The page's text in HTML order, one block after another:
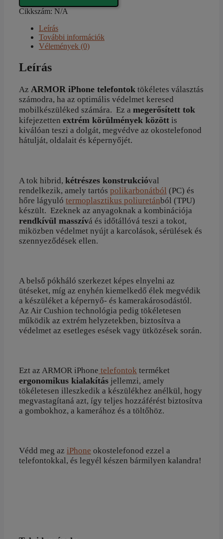
Plus
mennyiség
Cikkszám: N/A
Leírás
További információk
Vélemények (0)
Leírás
Az ARMOR iPhone telefontok tökéletes választás
számodra, ha az optimális védelmet keresed
mobilkészüléked számára. Ez a megerősített tok
kifejezetten extrém körülmények között is
kiválóan teszi a dolgát, megvédve az okostelefonod
hátulját, oldalait és képernyőjét.
A tok hibrid, kétrészes konstrukcióval
rendelkezik, amely tartós polikarbonátból (PC) és
hőre lágyuló termoplasztikus poliuretánból (TPU)
készült. Ezeknek az anyagoknak a kombinációja
rendkívül masszívá és időtállóvá teszi a tokot,
miközben védelmet nyújt a karcolások, sérülések és
szennyeződések ellen.
A belső pókháló szerkezet képes elnyelni az
ütéseket, míg az enyhén kiemelkedő élek megvédik
a készüléket a képernyő- és kamerakárosodástól.
Az Air Cushion technológia pedig tökéletesen
működik az extrém helyzetekben, biztosítva a
védelmet az esetleges esések vagy ütközések során.
Ezt az ARMOR iPhone telefontok terméket
ergonomikus kialakítás jellemzi, amely
tökéletesen illeszkedik a készülékhez anélkül, hogy
megvastagítaná azt, így teljes hozzáférést biztosítva
a gombokhoz, a kamerához és a töltőhöz.
Védd meg az iPhone okostelefonod ezzel a
telefontokkal, és legyél készen bármilyen kalandra!